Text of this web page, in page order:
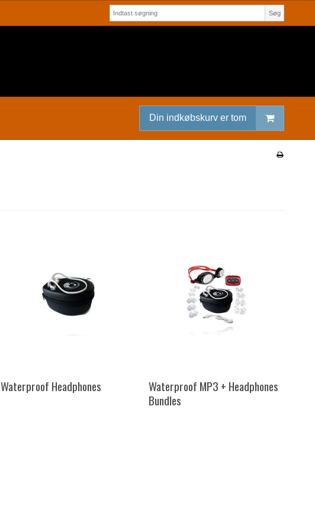
Søg
Din indkøbskurv er tom
Waterproof Headphones
Waterproof MP3 + Headphones
Bundles